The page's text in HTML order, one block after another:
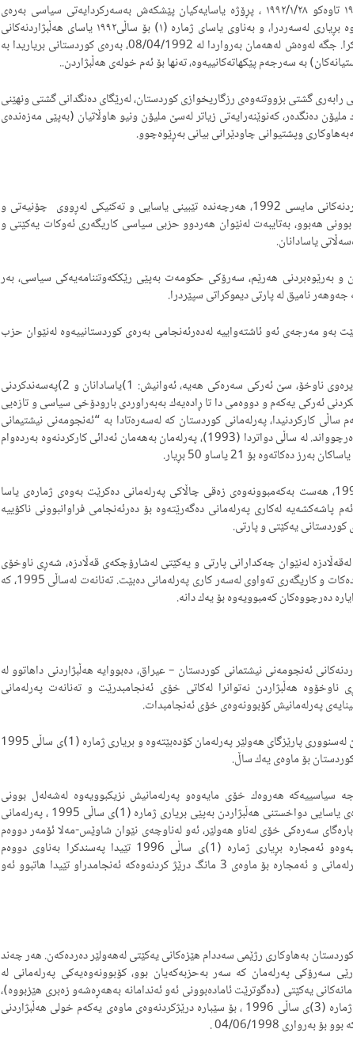
دوای پێكهێنانی لیژنه‌كه‌، له‌ماوه‌ى نێوان ١٩٩١/١٢/٢٣ تاوه‌كو ١٩٩٢/١/٢٨ ، پڕۆژه‌ یاسایه‌كیان پێشكه‌ش به‌سه‌ركردایه‌تى سیاسى به‌ره‌ى
كوردستانى كرد، و له‌رۆژى ١٩٩٢/٤/٨ له‌لایه‌ن به‌ره‌وه‌ بڕیارى له‌سه‌ردرا، و به‌ناوى یاساى ژماره‌ (١) بۆ ساڵی١٩٩٢ یاساى هه‌ڵبژاردنه‌كانى
ئه‌نجومه‌نى نیشتمانى كوردستان – عیراق په‌سه‌ندكرا. جگه‌ له‌وه‌ش له‌هه‌مان به‌رواردا له‌ 08/04/1992، به‌ره‌ی كوردستانی بریاریدا به‌
رابه‌رى گشتى بزووتنه‌وه‌ى رزگاریخوازى كوردستان، له‌رێگاى ده‌نگدانى گشتى ونهێنى
نزیكه‌ى یه‌ك ملیۆن ده‌نگده‌ر، كه‌نوێنه‌رایه‌تى زیاتر له‌سێ ملیۆن ونیو هاوڵاتیان (به‌پێی مه‌زه‌نده‌ی
وپشتیوانى چاودێرانى بیانى به‌ڕێوه‌چوو.
دوای له‌دایكبوونی دامه‌زراوه‌ی په‌رله‌مان له‌هه‌ڵبژاردنه‌كانی مایسی 1992، هه‌رچه‌نده‌ تێبینی یاسایی و ته‌كنیكی له‌ڕووی چۆنیه‌تی و
هه‌بوو، به‌تایبه‌ت له‌نێوان هه‌ردوو حزبی سیاسی كاریگه‌ری ئه‌وكات یه‌كێتی و
یاسادانان.
و به‌رێوه‌بردنی هه‌رێم، سه‌رۆكی حكومه‌ت به‌پێی رێككه‌وتننامه‌یه‌كی سیاسی، به‌ر
نامیق له‌ پارتی دیموكراتی سپێردرا.
به‌و مه‌رجه‌ی ئه‌و ئاشته‌واییه‌ له‌ده‌رئه‌نجامی به‌ره‌ی كوردستانییه‌وه‌ له‌نێوان حزب
په‌رله‌مانی كوردستان به‌پێی یاسا به‌ركاره‌كان و په‌یره‌وی ناوخۆ، سێ ئه‌ركی سه‌ره‌كی هه‌یه‌، ئه‌وانیش: 1)یاسادانان و 2)په‌سه‌ندكردنی
ئه‌ركی یه‌كه‌م و دووه‌می دا تا ڕاده‌یه‌ك به‌به‌راوردی بارودۆخی سیاسی و تازه‌یی
كاركردنیدا، په‌رله‌مانی كوردستان كه‌ له‌سه‌ره‌تادا به‌ “ئه‌نجومه‌نی نیشتیمانی
كوردستان” ناوزه‌ند ده‌كرا، 16 یاسا و 49 بڕیاری ده‌رچوواند. له‌ ساڵی دواتردا (1993)، په‌رله‌مان به‌هه‌مان ئه‌دائی كاركردنه‌وه‌ به‌رده‌وام
بۆ 21 یاساو 50 بڕیار.
به‌ڵام له‌ساڵی سێیه‌می كاركردنی په‌رله‌ماندا، له‌ 1994، هه‌ست به‌كه‌مبوونه‌وه‌ی زه‌قی چاڵاكی په‌رله‌مانی ده‌كرێت به‌وه‌ی ژماره‌ی یاسا
كه‌مده‌بێته‌وه‌ بۆ 4 یاساو 39 بریار. ئه‌م پاشه‌كشه‌یه‌ له‌كاری په‌رله‌مانی ده‌گه‌رێته‌وه‌ بۆ ده‌رئه‌نجامی فراوانبوونی ناكۆییه‌
یه‌كێتی و پارتی.
به‌هۆی رووداوێك له‌قه‌ڵادزه‌ له‌نێوان چه‌كدارانی پارتی و یه‌كێتی له‌شارۆچكه‌ی قه‌ڵادزه‌، شه‌ڕی ناوخۆی
كورده‌كان له‌نێوان هه‌ردوو حزبی ناوبراو ده‌ست پێده‌كات و كاریگه‌ری ته‌واوی له‌سه‌ر كاری په‌رله‌مانی ده‌بێت. ته‌نانه‌ت له‌ساڵی 1995، كه‌
ده‌رچووه‌كان كه‌مبوویه‌وه‌ بۆ یه‌ك دانه‌.
(١) ی ساڵی١٩٩٢ یاساى هه‌ڵبژاردنه‌كانى ئه‌نجومه‌نى نیشتمانى كوردستان – عیراق، ده‌بووایه‌ هه‌ڵبژاردنی داهاتوو له‌
شه‌ڕی ناوخۆوه‌ هه‌ڵبژاردن نه‌توانرا له‌كاتی خۆی ئه‌نجامبدرێت و ته‌نانه‌ت په‌رله‌مانی
په‌رله‌مانیش كۆبوونه‌وه‌ی خۆی ئه‌نجامبدات.
بۆیه‌ له‌ ڕێككه‌وتی 27/05/1995 له‌گوندی داره‌به‌ن له‌سنووری پارێزگای هه‌ولێر په‌رله‌مان كۆده‌بێته‌وه‌ و بریاری ژماره‌ (1)ی ساڵی 1995
بۆ ماوه‌ی یه‌ك ساڵ.
سیاسییه‌كه‌ هه‌روه‌ك خۆی مایه‌وه‌و په‌رله‌مانیش نزیكبوویه‌وه‌ له‌شه‌له‌ل بوونی
ته‌واوه‌تی و ئه‌وه‌بوو رۆژێك به‌ر له‌ته‌واوبوونی ماوه‌ی یاسایی دواخستنی هه‌ڵبژاردن به‌پێی بریاری ژماره‌ (1)ی ساڵی 1995 ، په‌رله‌مانی
سه‌ره‌كی خۆی له‌ناو هه‌ولێر، ئه‌و له‌ناوچه‌ی نێوان شاوێس-مه‌لا ئۆمه‌ر دووه‌م
كۆبوونه‌وه‌ی خۆی له‌رۆژی 03/06/1996 كۆبۆیه‌وه‌و ئه‌مجاره‌ بڕیاری ژماره‌ (1)ی ساڵی 1996 تێیدا په‌سندكرا به‌ناوی دووه‌م
درێژكردنه‌وه‌ی ماوه‌ی یه‌كه‌م خولی هه‌ڵبژاردنی په‌رله‌مانی و ئه‌مجاره‌ بۆ ماوه‌ی 3 مانگ درێژ كردنه‌وه‌كه‌ ئه‌نجامدراو تێیدا هاتبوو ئه‌و
دیموكراتی كوردستان به‌هاوكاری رژێمی سه‌ددام هێزه‌كانی یه‌كێتی له‌هه‌ولێر ده‌رده‌كه‌ن. هه‌ر چه‌ند
سه‌رۆكی په‌رله‌مان كه‌ سه‌ر به‌حزبه‌كه‌یان بوو، كۆبوونه‌وه‌یه‌كی په‌رله‌مانی له‌
په‌رله‌مانه‌كانی یه‌كێتی (ده‌گوترێت ئاماده‌بوونی ئه‌و ئه‌ندامانه‌ به‌هه‌ڕه‌شه‌و زه‌بری هێزبووه‌)،
له‌شه‌قڵاوه‌ رێكده‌خات بۆ ده‌ركردنی بریاری بڕیاری ژماره‌ (3)ی ساڵی 1996 ، بۆ سێباره‌ درێژكردنه‌وه‌ی ماوه‌ی یه‌كه‌م خولی هه‌ڵبژاردنی
04/06/1998 .